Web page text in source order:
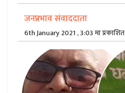
जनप्रभाव संवाददाता
6th January 2021 , 3:03 मा प्रकाशित